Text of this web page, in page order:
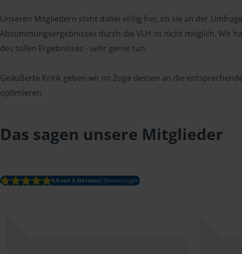
Unseren Mitgliedern steht dabei völlig frei, ob sie an der
Abstimmungsergebnisses durch die VLH ist nicht möglich. Wir
des tollen Ergebnisses - sehr gerne tun.
Geäußerte Kritik geben wir im Zuge dessen an die
optimieren.
Das sagen unsere Mitglieder
5.0 von 5 Sternen(5 Bewertungen)